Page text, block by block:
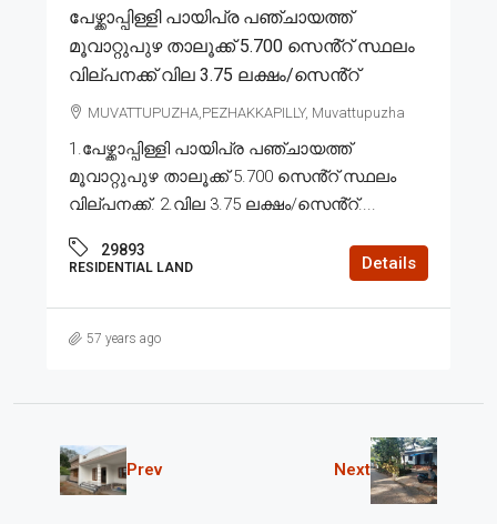
പേഴ്ക്കാപ്പിള്ളി പായിപ്ര പഞ്ചായത്ത്
മൂവാറ്റുപുഴ താലൂക്ക് 5.700 സെൻ്റ് സ്ഥലം
വില്പനക്ക് വില 3.75 ലക്ഷം/സെൻ്റ്
MUVATTUPUZHA,PEZHAKKAPILLY, Muvattupuzha
1.പേഴ്ക്കാപ്പിള്ളി പായിപ്ര പഞ്ചായത്ത്
മൂവാറ്റുപുഴ താലൂക്ക് 5.700 സെൻ്റ് സ്ഥലം
വില്പനക്ക്. 2.വില 3.75 ലക്ഷം/സെൻ്റ്....
29893
RESIDENTIAL LAND Details
57 years ago
Prev Next